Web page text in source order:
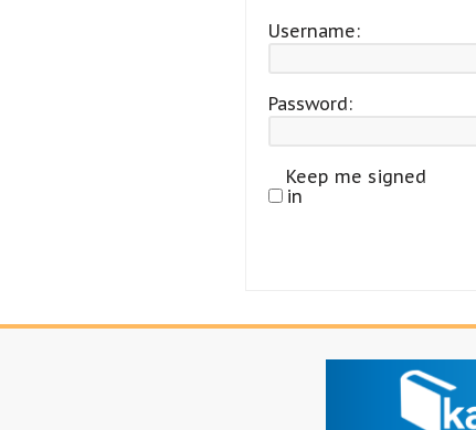
Username:
Password:
Keep me signed
in